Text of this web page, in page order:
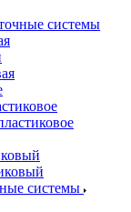
системы
системы